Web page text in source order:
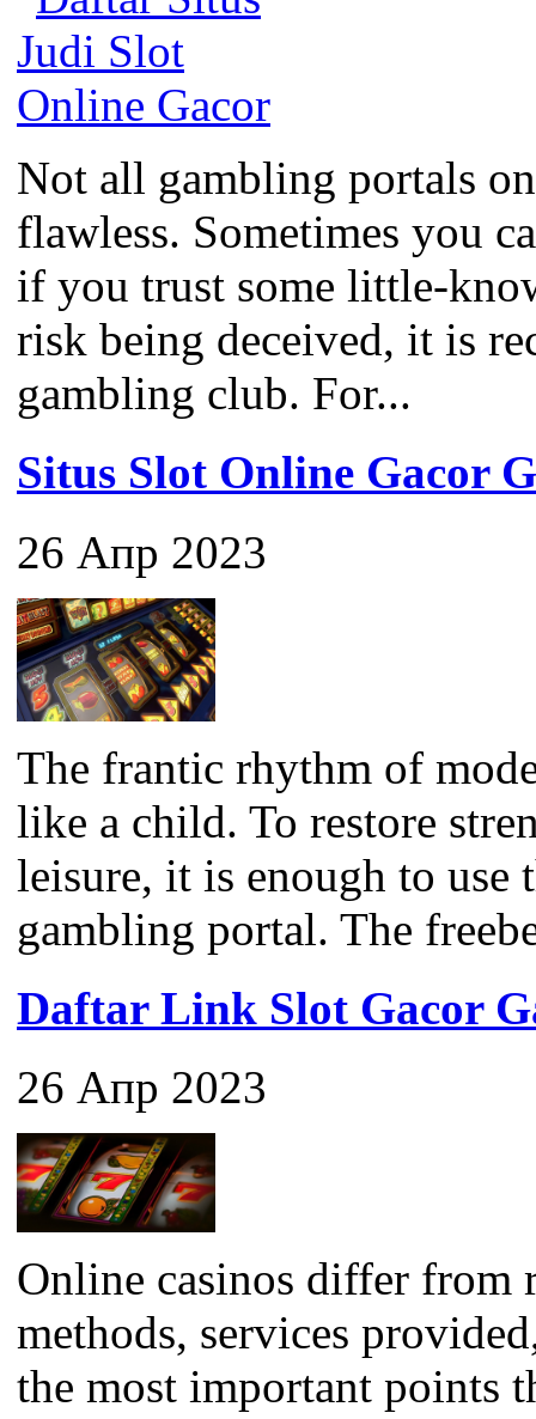
Not all gambling portals
flawless. Sometimes you
if you trust some little-
risk being deceived, it is
gambling club. For...
Situs Slot Online Gacor
26 Апр 2023
The frantic rhythm of
like a child. To restore
leisure, it is enough to use
gambling portal. The
Daftar Link Slot Gacor
26 Апр 2023
Online casinos differ from
methods, services
the most important points